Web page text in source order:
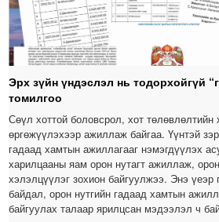
Эрх зүйн үндэслэл нь тодорхойгүй
томилгоо
Сөүл хоттой боловсрол, хот
өргөжүүлэхээр ажиллаж байгаа. Үүнтэй
гадаад хамтын ажиллагааг нэмэгдүүлэх
харилцааны яам орон нутагт ажиллаж,
хэлэлцүүлэг зохион байгуулжээ. Энэ үеэр
байдал, орон нутгийн гадаад хамтын
байгуулах талаар ярилцсан мэдээлэл ч